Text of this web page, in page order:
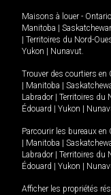
Maisons à louer - Ontario
Manitoba
Territoires du Nord-
Yukon
Nunavut.
Trouver des courtiers en
Manitoba
Labrador
Territoires du
Édouard
Yukon
Parcourir les bureaux en
Manitoba
Labrador
Territoires du
Édouard
Yukon
Afficher les propriétés